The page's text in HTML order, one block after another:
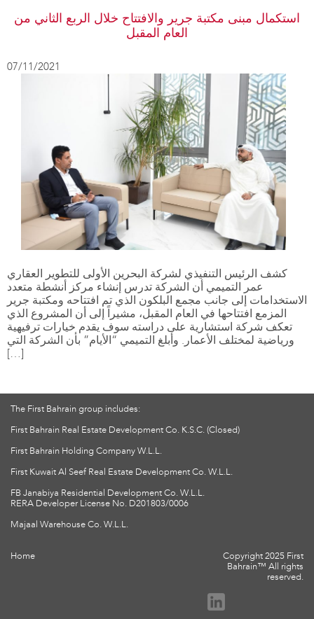
استكمال مبنى مكتبة جرير والافتتاح خلال الربع الثاني من
العام المقبل
07/11/2021
كشف الرئيس التنفيذي لشركة البحرين الأولى للتطوير العقاري
عمر التميمي أن الشركة تدرس إنشاء مركز أنشطة متعدد
الاستخدامات إلى جانب مجمع البلكون الذي تم افتتاحه ومكتبة جرير
المزمع افتتاحها في العام المقبل، مشيراً إلى أن المشروع الذي
تعكف شركة استشارية على دراسته سوف يقدم خيارات ترفيهية
ورياضية لمختلف الأعمار. وأبلغ التميمي “الأيام” بأن الشركة التي
[…]
The First Bahrain group includes:
First Bahrain Real Estate Development Co. K.S.C. (Closed)
First Bahrain Holding Company W.L.L.
First Kuwait Al Seef Real Estate Development Co. W.L.L.
FB Janabiya Residential Development Co. W.L.L.
RERA Developer License No. D201803/0006
Majaal Warehouse Co. W.L.L.
Copyright 2025 First
Bahrain™ All rights
reserved.
Home